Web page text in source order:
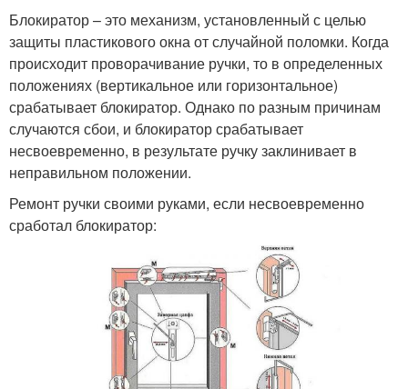
Блокиратор – это механизм, установленный с целью
защиты пластикового окна от случайной поломки. Когда
происходит проворачивание ручки, то в определенных
положениях (вертикальное или горизонтальное)
срабатывает блокиратор. Однако по разным причинам
случаются сбои, и блокиратор срабатывает
несвоевременно, в результате ручку заклинивает в
неправильном положении.
Ремонт ручки своими руками, если несвоевременно
сработал блокиратор: